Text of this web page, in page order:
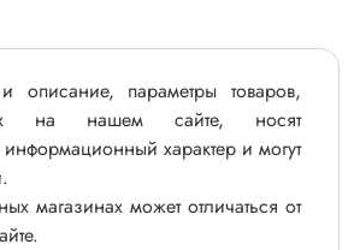
описание, параметры товаров,
на нашем сайте, носят
характер и могут
магазинах может отличаться от